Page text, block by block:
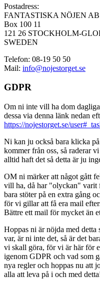
Postadress:
FANTASTISKA NÖJEN AB
Box 100 11
121 26 STOCKHOLM-
SWEDEN
Telefon: 08-19 50 50
Mail: info@nojestorget.se
GDPR
Om ni inte vill ha dom
dessa via denna länk nedan
https://nojestorget.se/
Ni kan ju också bara klicka
kommer från oss, så raderar
alltid haft det så detta är ju
OM ni märker att något gått
vill ha, då har "olyckan" varit
bara stöter på en extra gång
för vi gillar att få era mail
Bättre ett mail för mycket än
Hoppas ni är nöjda med detta
var, är ni inte det, så är det
vi skall göra, för vi är här för
igenom GDPR och vad som
nya regler och hoppas nu att
alla att leva på i och med